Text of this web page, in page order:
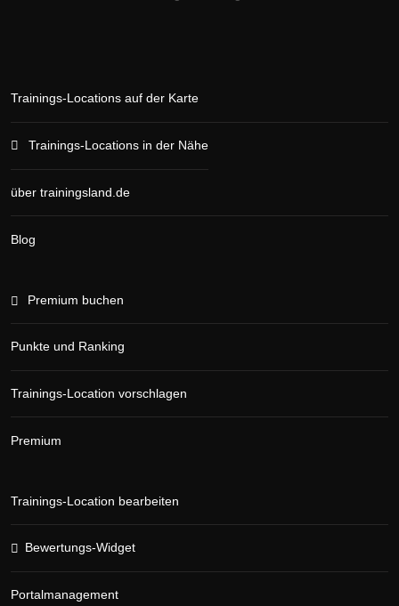
Trainings-Locations auf der Karte
Trainings-Locations in der Nähe
über trainingsland.de
Blog
Premium buchen
Punkte und Ranking
Trainings-Location vorschlagen
Premium
Trainings-Location bearbeiten
Bewertungs-Widget
Portalmanagement